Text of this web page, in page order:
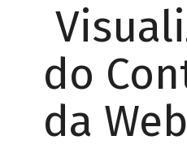
do
da Web